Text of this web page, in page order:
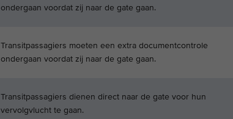
ondergaan voordat zij naar de gate gaan.
Transitpassagiers moeten een extra documentcontrole
ondergaan voordat zij naar de gate gaan.
Transitpassagiers dienen direct naar de gate voor hun
vervolgvlucht te gaan.